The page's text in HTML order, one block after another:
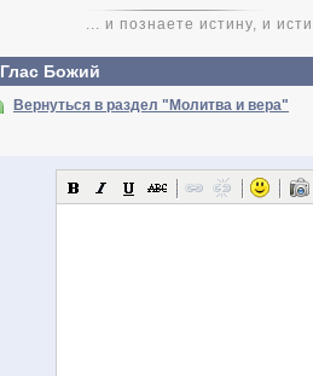
... и познаете истину, и
Глас Божий
Вернуться в раздел "Молитва и вера"